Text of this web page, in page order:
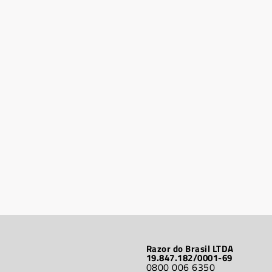
Razor do Brasil LTDA
19.847.182/0001-69
0800 006 6350